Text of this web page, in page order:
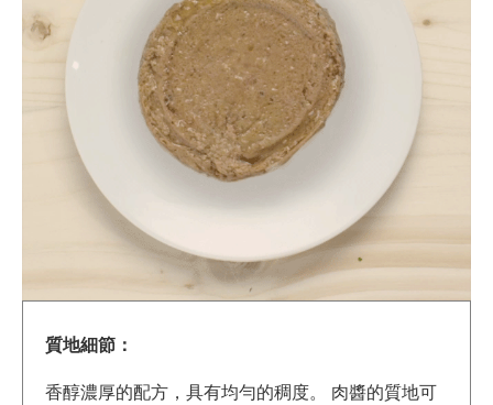
質地細節：
香醇濃厚的配方，具有均勻的稠度。 肉醬的質地可